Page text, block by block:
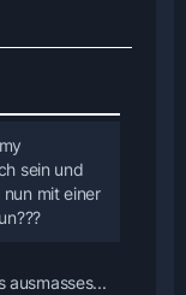
sein und
mit einer
ausmasses...